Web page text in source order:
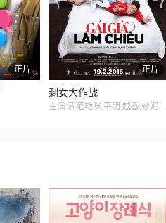
正片 正片
剩女大作战
主演:武范艳咪,平明,越香,妙妮,黄立